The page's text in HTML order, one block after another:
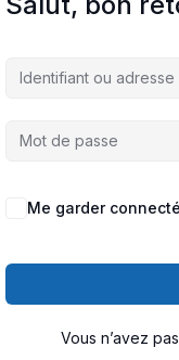
Me garder connecté
Vous n’avez